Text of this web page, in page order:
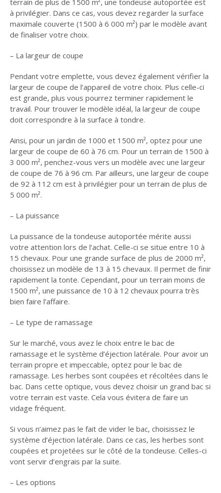
terrain de plus de 1500 m², une tondeuse autoportée est
à privilégier. Dans ce cas, vous devez regarder la surface
maximale couverte (1500 à 6 000 m²) par le modèle avant
de finaliser votre choix.
– La largeur de coupe
Pendant votre emplette, vous devez également vérifier la
largeur de coupe de l’appareil de votre choix. Plus celle-ci
est grande, plus vous pourrez terminer rapidement le
travail. Pour trouver le modèle idéal, la largeur de coupe
doit correspondre à la surface à tondre.
Ainsi, pour un jardin de 1000 et 1500 m², optez pour une
largeur de coupe de 60 à 76 cm. Pour un terrain de 1500 à
3 000 m², penchez-vous vers un modèle avec une largeur
de coupe de 76 à 96 cm. Par ailleurs, une largeur de coupe
de 92 à 112 cm est à privilégier pour un terrain de plus de
5 000 m².
– La puissance
La puissance de la tondeuse autoportée mérite aussi
votre attention lors de l’achat. Celle-ci se situe entre 10 à
15 chevaux. Pour une grande surface de plus de 2000 m²,
choisissez un modèle de 13 à 15 chevaux. Il permet de finir
rapidement la tonte. Cependant, pour un terrain moins de
1500 m², une puissance de 10 à 12 chevaux pourra très
bien faire l’affaire.
– Le type de ramassage
Sur le marché, vous avez le choix entre le bac de
ramassage et le système d’éjection latérale. Pour avoir un
terrain propre et impeccable, optez pour le bac de
ramassage. Les herbes sont coupées et récoltées dans le
bac. Dans cette optique, vous devez choisir un grand bac si
votre terrain est vaste. Cela vous évitera de faire un
vidage fréquent.
Si vous n’aimez pas le fait de vider le bac, choisissez le
système d’éjection latérale. Dans ce cas, les herbes sont
coupées et projetées sur le côté de la tondeuse. Celles-ci
vont servir d’engrais par la suite.
– Les options